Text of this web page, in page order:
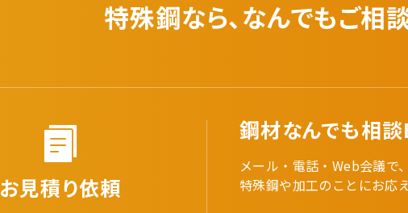
特殊鋼なら、なんでもご相
お見積り依頼
鋼材なんでも相
メール・電話・Web会議で、
特殊鋼や加工のことにお応